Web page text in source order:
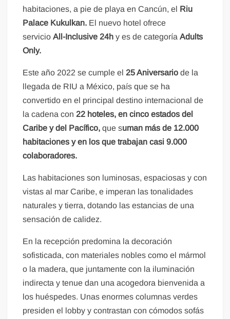
habitaciones, a pie de playa en Cancún, el Riu
Palace Kukulkan. El nuevo hotel ofrece
servicio All-Inclusive 24hy es de categoría Adults
Only.
Este año 2022 se cumple el 25 Aniversario de la
llegada de RIU a México, país que se ha
convertido en el principal destino internacional de
la cadena con 22 hoteles, en cinco estados del
Caribe y del Pacífico, que suman más de 12.000
habitaciones y en los que trabajan casi 9.000
colaboradores.
Las habitaciones son luminosas, espaciosas y con
vistas al mar Caribe, e imperan las tonalidades
naturales y tierra, dotando las estancias de una
sensación de calidez.
En la recepción predomina la decoración
sofisticada, con materiales nobles como el mármol
o la madera, que juntamente con la iluminación
indirecta y tenue dan una acogedora bienvenida a
los huéspedes. Unas enormes columnas verdes
presiden el lobby y contrastan con cómodos sofás